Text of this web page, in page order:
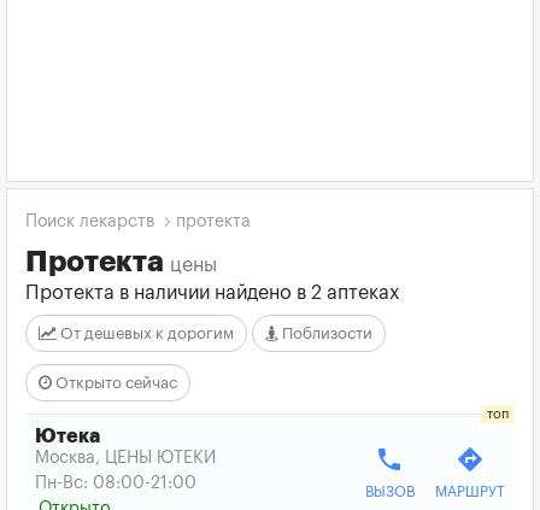
Поиск лекарств протекта
Протекта цены
Протекта в наличии найдено в 2 аптеках
От дешевых к дорогим Поблизости
Открыто сейчас
Ютека
Москва, ЦЕНЫ ЮТЕКИ
Пн-Вс: 08:00-21:00
phone
ВЫЗОВ
directions
МАРШРУТ